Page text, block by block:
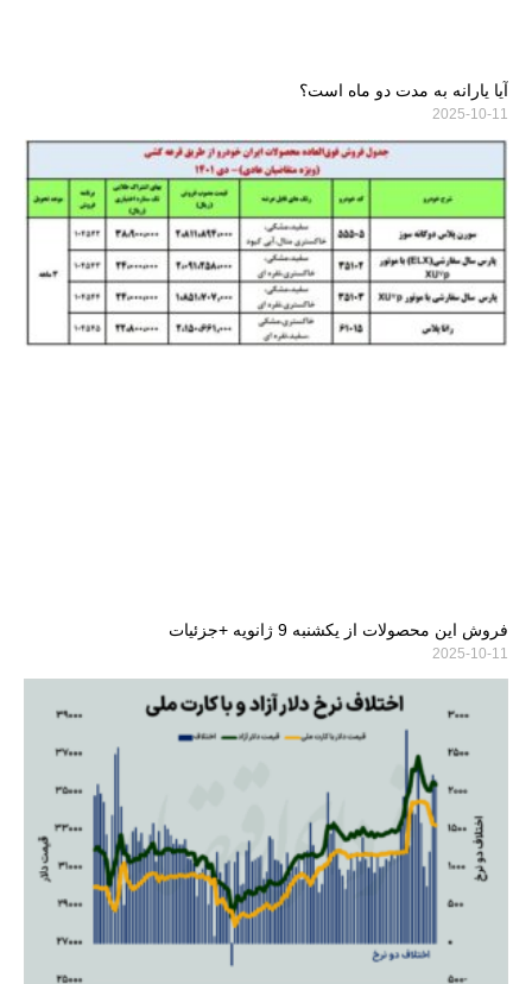
آیا یارانه به مدت دو ماه است؟
2025-10-11
فروش این محصولات از یکشنبه 9 ژانویه +جزئیات
2025-10-11